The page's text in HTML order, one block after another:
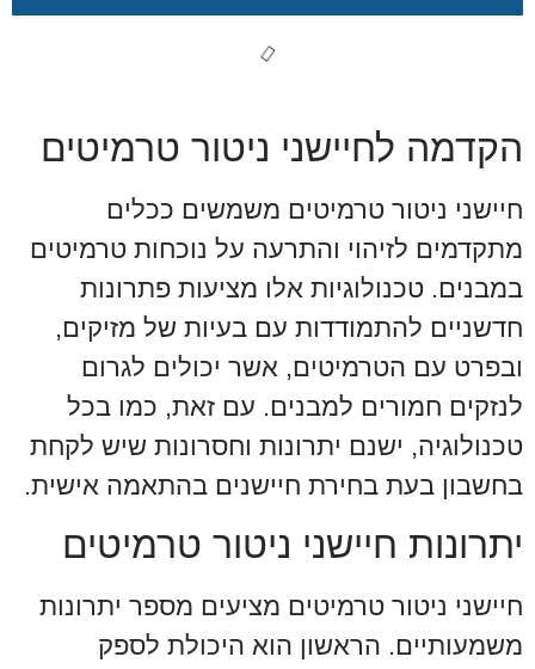
הקדמה לחיישני ניטור טרמיטים
חיישני ניטור טרמיטים משמשים ככלים
מתקדמים לזיהוי והתרעה על נוכחות טרמיטים
במבנים. טכנולוגיות אלו מציעות פתרונות
חדשניים להתמודדות עם בעיות של מזיקים,
ובפרט עם הטרמיטים, אשר יכולים לגרום
לנזקים חמורים למבנים. עם זאת, כמו בכל
טכנולוגיה, ישנם יתרונות וחסרונות שיש לקחת
בחשבון בעת בחירת חיישנים בהתאמה אישית.
יתרונות חיישני ניטור טרמיטים
חיישני ניטור טרמיטים מציעים מספר יתרונות
משמעותיים. הראשון הוא היכולת לספק